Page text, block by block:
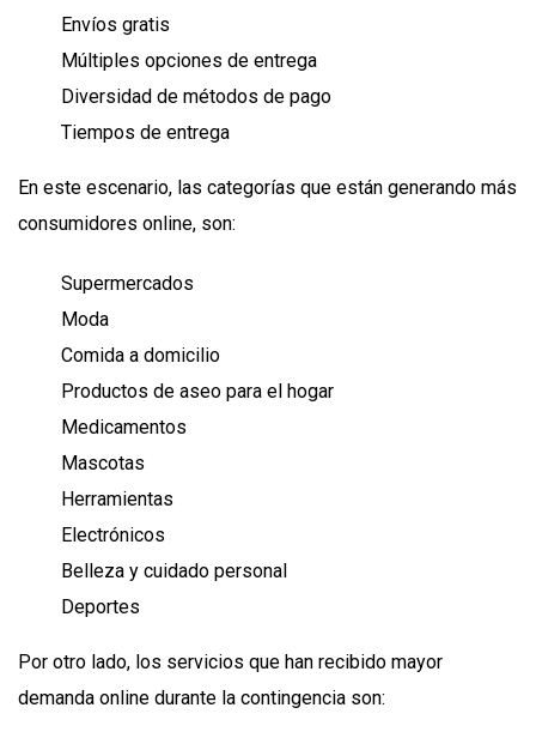
Envíos gratis
Múltiples opciones de entrega
Diversidad de métodos de pago
Tiempos de entrega
En este escenario, las categorías que están generando más
consumidores online, son:
Supermercados
Moda
Comida a domicilio
Productos de aseo para el hogar
Medicamentos
Mascotas
Herramientas
Electrónicos
Belleza y cuidado personal
Deportes
Por otro lado, los servicios que han recibido mayor
demanda online durante la contingencia son: